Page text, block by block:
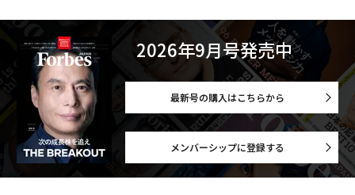
2026年9月号発売中
最新号の購入はこちらから
メンバーシップに登録する